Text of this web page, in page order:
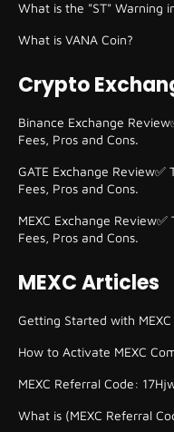
What is the "ST" Warning
What is VANA Coin?
Crypto
Binance Exchange
Fees, Pros and Cons.
GATE Exchange
Fees, Pros and Cons.
MEXC Exchange
Fees, Pros and Cons.
MEXC Articles
Getting Started with
How to Activate MEXC
MEXC Referral Code:
What is (MEXC Referral